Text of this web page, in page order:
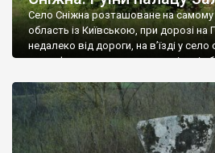
Село Сніжна розташоване на самому
область із Київською, при дорозі на
недалеко від дороги, на в’їзді у село
рельєфне пано, яке показує жінку і
не видно, але видно дві стареньких